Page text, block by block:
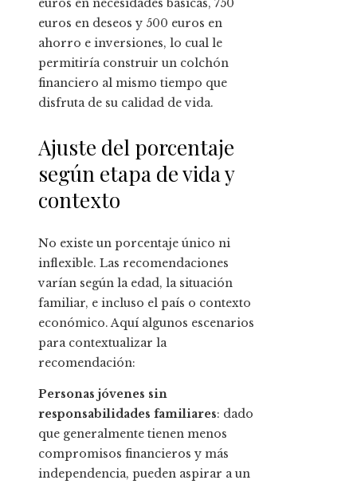
euros en necesidades básicas, 750
euros en deseos y 500 euros en
ahorro e inversiones, lo cual le
permitiría construir un colchón
financiero al mismo tiempo que
disfruta de su calidad de vida.
Ajuste del porcentaje
según etapa de vida y
contexto
No existe un porcentaje único ni
inflexible. Las recomendaciones
varían según la edad, la situación
familiar, e incluso el país o contexto
económico. Aquí algunos escenarios
para contextualizar la
recomendación:
Personas jóvenes sin
responsabilidades familiares: dado
que generalmente tienen menos
compromisos financieros y más
independencia, pueden aspirar a un